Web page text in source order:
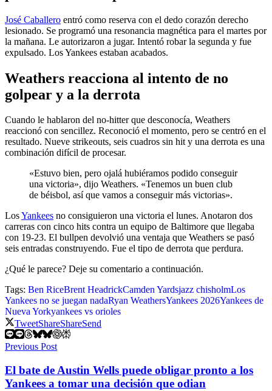
José Caballero entró como reserva con el dedo corazón derecho
lesionado. Se programó una resonancia magnética para el martes por
la mañana. Le autorizaron a jugar. Intentó robar la segunda y fue
expulsado. Los Yankees estaban acabados.
Weathers reacciona al intento de no
golpear y a la derrota
Cuando le hablaron del no-hitter que desconocía, Weathers
reaccionó con sencillez. Reconoció el momento, pero se centró en el
resultado. Nueve strikeouts, seis cuadros sin hit y una derrota es una
combinación difícil de procesar.
«Estuvo bien, pero ojalá hubiéramos podido conseguir
una victoria», dijo Weathers. «Tenemos un buen club
de béisbol, así que vamos a conseguir más victorias».
LosYankees no consiguieron una victoria el lunes. Anotaron dos
carreras con cinco hits contra un equipo de Baltimore que llegaba
con 19-23. El bullpen devolvió una ventaja que Weathers se pasó
seis entradas construyendo. Fue el tipo de derrota que perdura.
¿Qué le parece? Deje su comentario a continuación.
Tags: Ben RiceBrent HeadrickCamden Yardsjazz chisholmLos
Yankees no se juegan nadaRyan WeathersYankees 2026Yankees de
Nueva Yorkyankees vs orioles
TweetShareShareSend
Previous Post
El bate de Austin Wells puede obligar pronto a los
Yankees a tomar una decisión que odian